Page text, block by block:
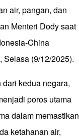
air, pangan, dan
Menteri Dody saat
China
Selasa (9/12/2025).
kedua negara,
poros utama
dalam memastikan
ketahanan air,